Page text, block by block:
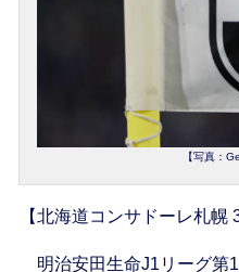
【写真：
【北海道コンサドーレ札
明治安田生命J1リーグ第